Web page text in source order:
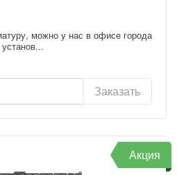
можно у нас в офисе города
Заказать
Акция